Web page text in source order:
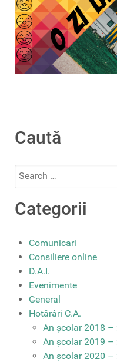
Caută
Search
Categorii
Comunicari
Consiliere online
D.A.I.
Evenimente
General
Hotărâri C.A.
An școlar 2018 –
An școlar 2019 –
An școlar 2020 –